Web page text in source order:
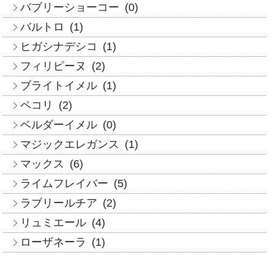
バブリーショーコー (0)
バルトロ
(1)
ヒガシナデシコ
(1)
フィリピーヌ
(2)
ブライトイメル (1)
ペコリ
(2)
ベルダーイメル (0)
マジックエレガンス
(1)
マックス
(6)
ライムフレイバー (5)
ラブリールチア (2)
リュミエール (4)
ローザネーラ
(1)